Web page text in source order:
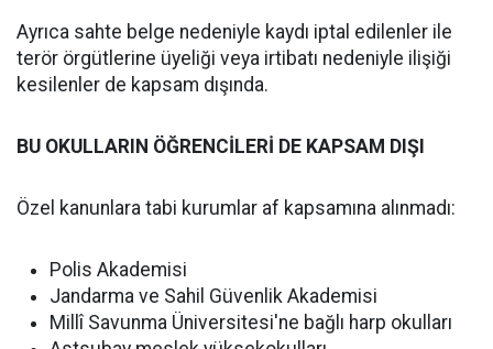
Ayrıca sahte belge nedeniyle kaydı iptal edilenler ile
terör örgütlerine üyeliği veya irtibatı nedeniyle ilişiği
kesilenler de kapsam dışında.
BU OKULLARIN ÖĞRENCİLERİ DE KAPSAM DIŞI
Özel kanunlara tabi kurumlar af kapsamına alınmadı:
Polis Akademisi
Jandarma ve Sahil Güvenlik Akademisi
Millî Savunma Üniversitesi'ne bağlı harp okulları